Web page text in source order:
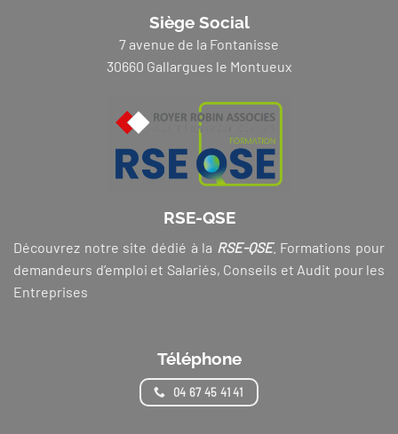
Siège Social
7 avenue de la Fontanisse
30660 Gallargues le Montueux
RSE-QSE
Découvrez notre site dédié à la RSE-QSE. Formations pour
demandeurs d’emploi et Salariés, Conseils et Audit pour les
Entreprises
Téléphone
04 67 45 41 41